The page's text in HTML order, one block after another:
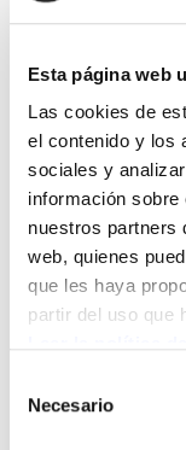
Esta página web
Las cookies de
el contenido y los
sociales y
información sobre
nuestros partners
web, quienes
que les haya
partir del uso que
Necesario
personal
desde el
Solicitan
para
aumentar
Solicitan
estructural
OPEs.
Estas
centrales de